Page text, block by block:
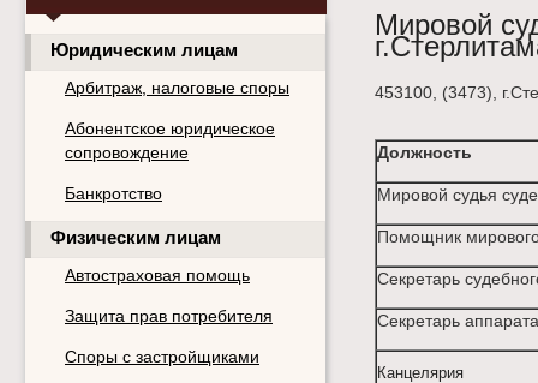
Юридическим лицам
Арбитраж, налоговые споры
Абонентское юридическое
сопровождение
Банкротство
Физическим лицам
Автостраховая помощь
Защита прав потребителя
Споры с застройщиками
Мировой
453100, (3473),
Должность
Мировой судья
Помощник
Секретарь
Секретарь
Канцелярия